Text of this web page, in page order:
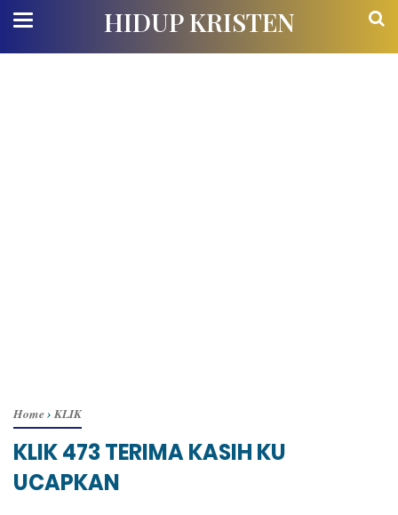
HIDUP KRISTEN
Home› KLIK
KLIK 473 TERIMA KASIH KU
UCAPKAN